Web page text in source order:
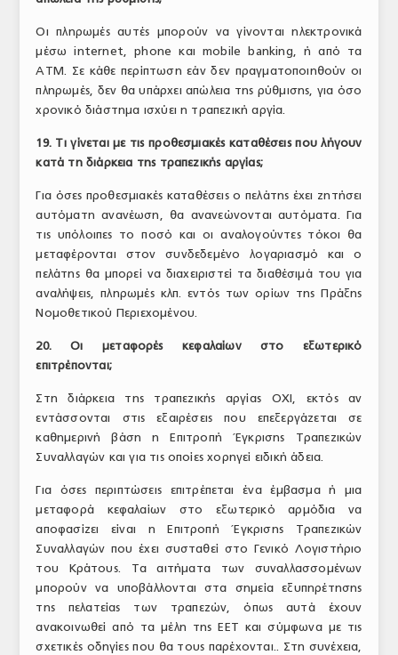
Οι πληρωμές αυτές μπορούν να γίνονται ηλεκτρονικά
μέσω internet, phone και mobile banking, ή από τα
ΑΤΜ. Σε κάθε περίπτωση εάν δεν πραγματοποιηθούν οι
πληρωμές, δεν θα υπάρχει απώλεια της ρύθμισης, για όσο
χρονικό διάστημα ισχύει η τραπεζική αργία.
19. Τι γίνεται με τις προθεσμιακές καταθέσεις που λήγουν
κατά τη διάρκεια της τραπεζικής αργίας;
Για όσες προθεσμιακές καταθέσεις ο πελάτης έχει ζητήσει
αυτόματη ανανέωση, θα ανανεώνονται αυτόματα. Για
τις υπόλοιπες το ποσό και οι αναλογούντες τόκοι θα
μεταφέρονται στον συνδεδεμένο λογαριασμό και ο
πελάτης θα μπορεί να διαχειριστεί τα διαθέσιμά του για
αναλήψεις, πληρωμές κλπ. εντός των ορίων της Πράξης
Νομοθετικού Περιεχομένου.
20. Οι μεταφορές κεφαλαίων στο εξωτερικό
επιτρέπονται;
Στη διάρκεια της τραπεζικής αργίας ΟΧΙ, εκτός αν
εντάσσονται στις εξαιρέσεις που επεξεργάζεται σε
καθημερινή βάση η Επιτροπή Έγκρισης Τραπεζικών
Συναλλαγών και για τις οποίες χορηγεί ειδική άδεια.
Για όσες περιπτώσεις επιτρέπεται ένα έμβασμα ή μια
μεταφορά κεφαλαίων στο εξωτερικό αρμόδια να
αποφασίζει είναι η Επιτροπή Έγκρισης Τραπεζικών
Συναλλαγών που έχει συσταθεί στο Γενικό Λογιστήριο
του Κράτους. Τα αιτήματα των συναλλασσομένων
μπορούν να υποβάλλονται στα σημεία εξυπηρέτησης
της πελατείας των τραπεζών, όπως αυτά έχουν
ανακοινωθεί από τα μέλη της ΕΕΤ και σύμφωνα με τις
σχετικές οδηγίες που θα τους παρέχονται.. Στη συνέχεια,